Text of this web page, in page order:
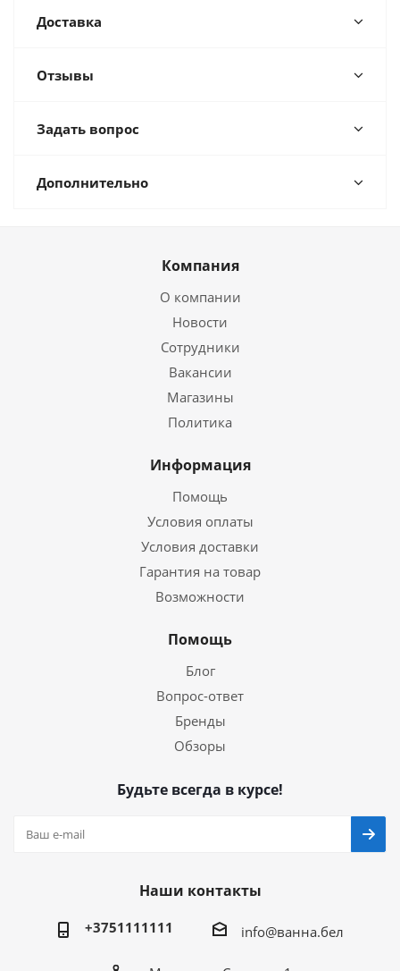
Доставка
Отзывы
Задать вопрос
Дополнительно
Компания
О компании
Новости
Сотрудники
Вакансии
Магазины
Политика
Информация
Помощь
Условия оплаты
Условия доставки
Гарантия на товар
Возможности
Помощь
Блог
Вопрос-ответ
Бренды
Обзоры
Будьте всегда в курсе!
Наши контакты
+3751111111 info@ванна.бел